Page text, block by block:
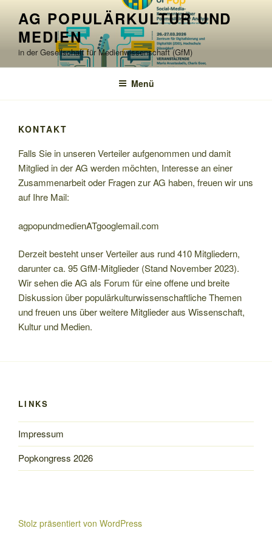
Inhalt
springen
AG POPULÄRKULTUR UND
MEDIEN
in der Gesellschaft für Medienwissenschaft (GfM)
Menü
KONTAKT
Falls Sie in unseren Verteiler aufgenommen und damit
Mitglied in der AG werden möchten, Interesse an einer
Zusammenarbeit oder Fragen zur AG haben, freuen wir uns
auf Ihre Mail:
agpopundmedienATgooglemail.com
Derzeit besteht unser Verteiler aus rund 410 Mitgliedern,
darunter ca. 95 GfM-Mitglieder (Stand November 2023).
Wir sehen die AG als Forum für eine offene und breite
Diskussion über populärkulturwissenschaftliche Themen
und freuen uns über weitere Mitglieder aus Wissenschaft,
Kultur und Medien.
LINKS
Impressum
Popkongress 2026
Stolz präsentiert von WordPress